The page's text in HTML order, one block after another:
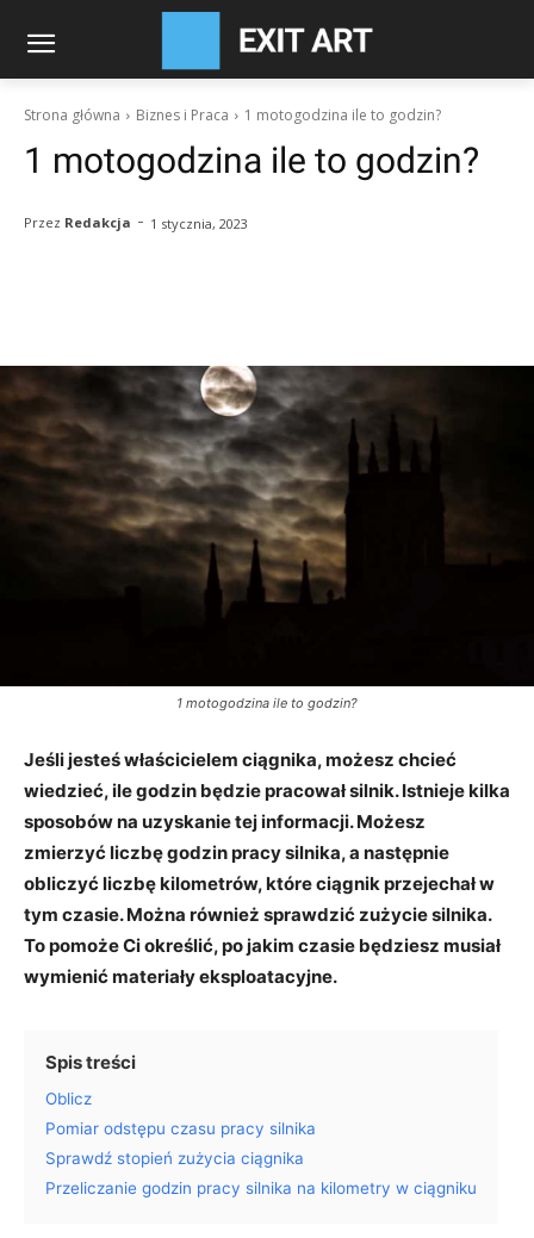
Strona główna Biznes i Praca 1 motogodzina ile to godzin?
1 motogodzina ile to godzin?
Przez Redakcja - 1 stycznia, 2023
1 motogodzina ile to godzin?
Jeśli jesteś właścicielem ciągnika, możesz chcieć
wiedzieć, ile godzin będzie pracował silnik. Istnieje kilka
sposobów na uzyskanie tej informacji. Możesz
zmierzyć liczbę godzin pracy silnika, a następnie
obliczyć liczbę kilometrów, które ciągnik przejechał w
tym czasie. Można również sprawdzić zużycie silnika.
To pomoże Ci określić, po jakim czasie będziesz musiał
wymienić materiały eksploatacyjne.
Spis treści
Oblicz
Pomiar odstępu czasu pracy silnika
Sprawdź stopień zużycia ciągnika
Przeliczanie godzin pracy silnika na kilometry w ciągniku